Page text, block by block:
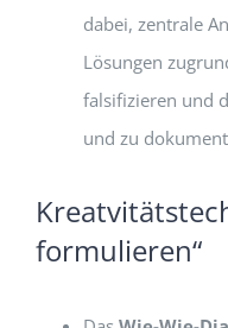
dabei, zentrale
Lösungen
falsifizieren und
und zu
formulieren“